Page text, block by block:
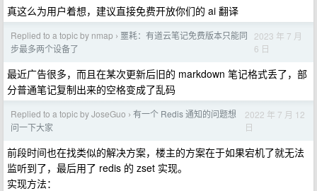
真这么为用户着想，建议直接免费开放你们的 ai 翻译
Replied to a topic by nmap › 噩耗：有道云笔记免费版本只能同
步最多两个设备了
2023 年 7 月
6 日
最近广告很多，而且在某次更新后旧的 markdown 笔记格式丢了，部
分普通笔记复制出来的空格变成了乱码
Replied to a topic by JoseGuo › 有一个 Redis 通知的问题想
问一下大家
2022 年 7 月 12
日
前段时间也在找类似的解决方案，楼主的方案在于如果宕机了就无法
监听到了，最后用了 redis 的 zset 实现。
实现方法：